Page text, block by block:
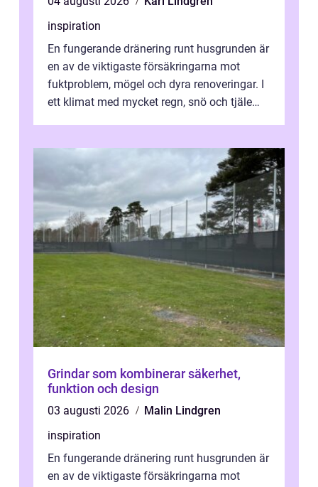
inspiration
En fungerande dränering runt husgrunden är
en av de viktigaste försäkringarna mot
fuktproblem, mögel och dyra renoveringar. I
ett klimat med mycket regn, snö och tjäle
Grindar som kombinerar säkerhet,
funktion och design
03 augusti 2026
Malin Lindgren
inspiration
En fungerande dränering runt husgrunden är
en av de viktigaste försäkringarna mot